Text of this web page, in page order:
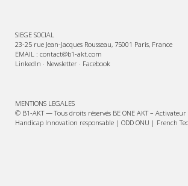
SIEGE SOCIAL
23-25 rue Jean-Jacques Rousseau, 75001 Paris, France
EMAIL : contact@b1-akt.com
LinkedIn · Newsletter · Facebook
MENTIONS LEGALES
© B1-AKT — Tous droits réservés BE ONE AKT –
Handicap Innovation responsable | ODD ONU | French